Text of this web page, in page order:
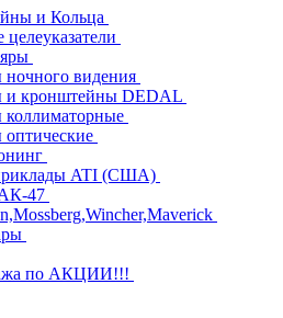
и Кольца
видения
и кронштейны DEDAL
ATI (США)
47
по АКЦИИ!!!